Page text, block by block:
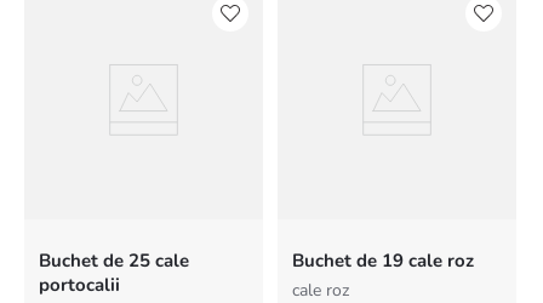
Buchet de 25 cale
portocalii
Buchet de 19 cale roz
cale roz